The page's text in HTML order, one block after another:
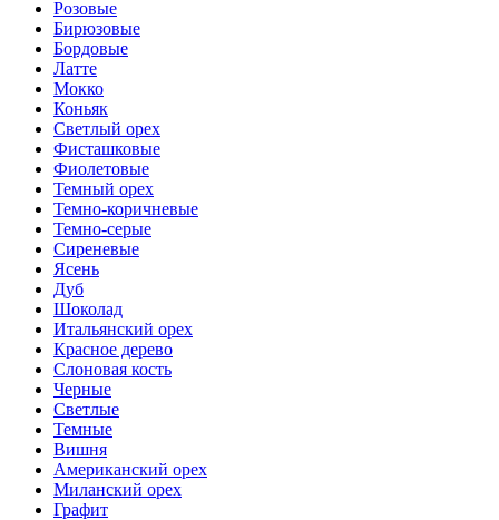
Розовые
Бирюзовые
Бордовые
Латте
Мокко
Коньяк
Светлый орех
Фисташковые
Фиолетовые
Темный орех
Темно-коричневые
Темно-серые
Сиреневые
Ясень
Дуб
Шоколад
Итальянский орех
Красное дерево
Слоновая кость
Черные
Светлые
Темные
Вишня
Американский орех
Миланский орех
Графит